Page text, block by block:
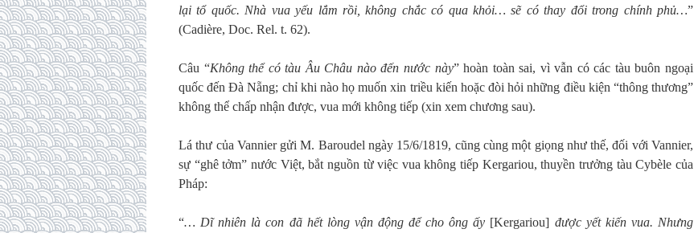
lại tổ quốc. Nhà vua yếu lắm rồi, không chắc có qua khỏi… sẽ có thay đổi trong chính phủ…”
(Cadière, Doc. Rel. t. 62).
Câu “Không thể có tàu Âu Châu nào đến nước này” hoàn toàn sai, vì vẫn có các tàu buôn ngoại
quốc đến Đà Nẵng; chỉ khi nào họ muốn xin triều kiến hoặc đòi hỏi những điều kiện “thông thương”
không thể chấp nhận được, vua mới không tiếp (xin xem chương sau).
Lá thư của Vannier gửi M. Baroudel ngày 15/6/1819, cũng cùng một giọng như thế, đối với Vannier,
sự “ghê tởm” nước Việt, bắt nguồn từ việc vua không tiếp Kergariou, thuyền trưởng tàu Cybèle của
Pháp:
“… Dĩ nhiên là con đã hết lòng vận động để cho ông ấy [Kergariou] được yết kiến vua. Nhưng